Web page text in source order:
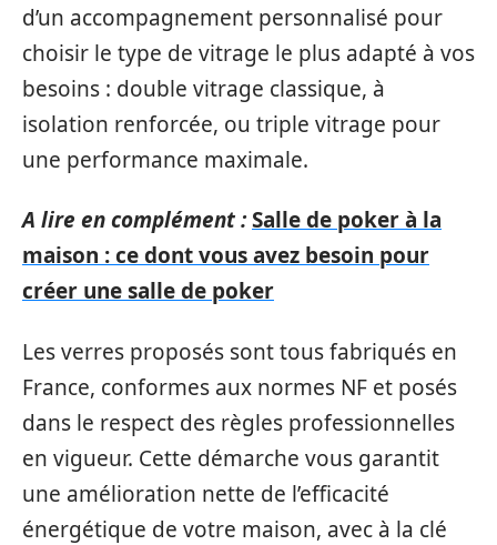
d’un accompagnement personnalisé pour
choisir le type de vitrage le plus adapté à vos
besoins : double vitrage classique, à
isolation renforcée, ou triple vitrage pour
une performance maximale.
A lire en complément :Salle de poker à la
maison : ce dont vous avez besoin pour
créer une salle de poker
Les verres proposés sont tous fabriqués en
France, conformes aux normes NF et posés
dans le respect des règles professionnelles
en vigueur. Cette démarche vous garantit
une amélioration nette de l’efficacité
énergétique de votre maison, avec à la clé